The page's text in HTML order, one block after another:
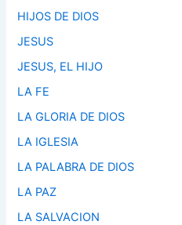
HIJOS DE DIOS
JESUS
JESUS, EL HIJO
LA FE
LA GLORIA DE DIOS
LA IGLESIA
LA PALABRA DE DIOS
LA PAZ
LA SALVACION